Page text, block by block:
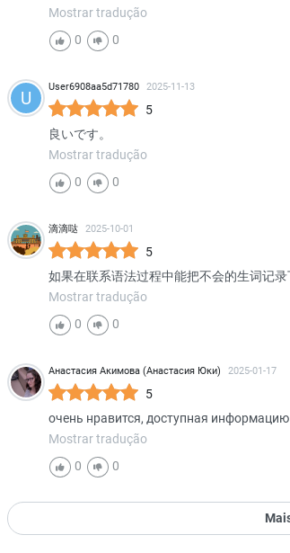
Mostrar tradução
0
0
U
User6908aa5d71780 2025-11-13
5
良いです。
Mostrar tradução
0
0
滴滴哒 2025-10-01
5
如果在联系语法过程中能把不会的生词记录
Mostrar tradução
0
0
Анастасия Акимова (Анастасия Юки) 2025-01-17
5
очень нравится, доступная информацию
Mostrar tradução
0
0